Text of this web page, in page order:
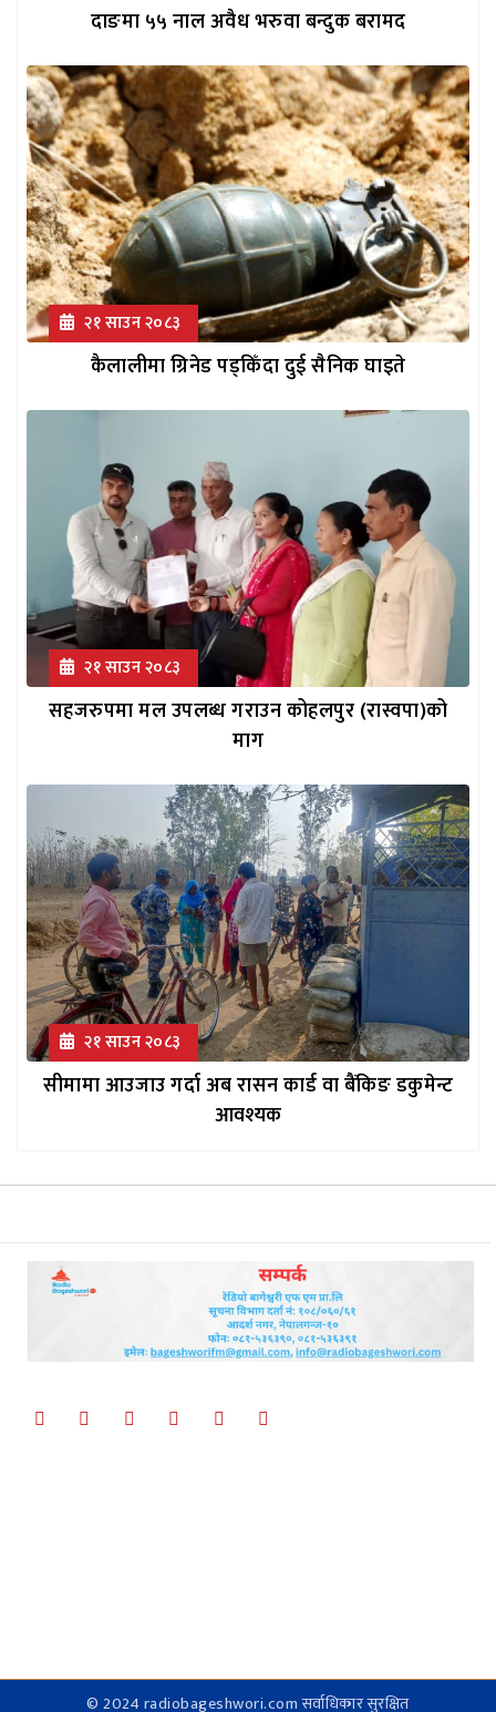
दाङमा ५५ नाल अवैध भरुवा बन्दुक बरामद
२१ साउन २०८३
कैलालीमा ग्रिनेड पड्किँदा दुई सैनिक घाइते
२१ साउन २०८३
सहजरुपमा मल उपलब्ध गराउन कोहलपुर (रास्वपा)को
माग
२१ साउन २०८३
सीमामा आउजाउ गर्दा अब रासन कार्ड वा बैंकिङ डकुमेन्ट
आवश्यक
© 2024 radiobageshwori.com सर्वाधिकार सुरक्षित